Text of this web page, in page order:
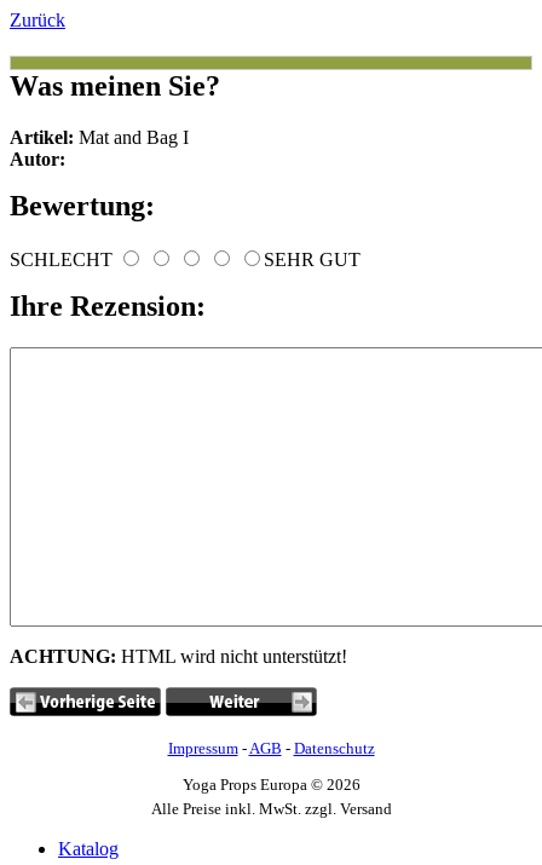
Zurück
Was meinen Sie?
Artikel: Mat and Bag I
Autor:
Bewertung:
SCHLECHT SEHR GUT
Ihre Rezension:
ACHTUNG: HTML wird nicht unterstützt!
Impressum-AGB - Datenschutz
Yoga Props Europa © 2026
Alle Preise inkl. MwSt. zzgl. Versand
Katalog